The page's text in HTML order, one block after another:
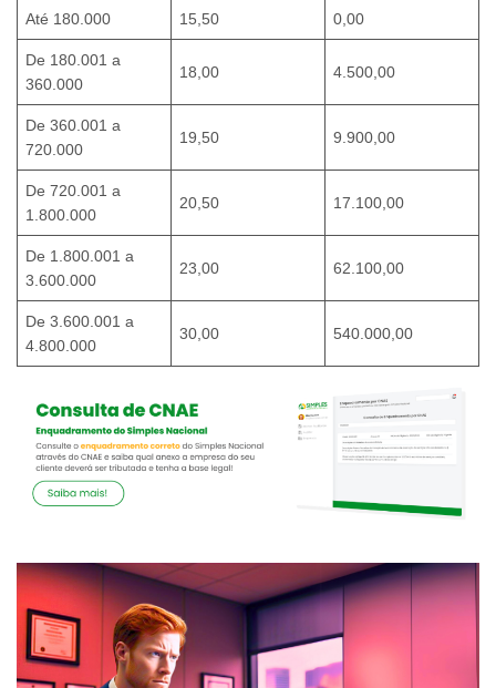
Até 180.000 15,50 0,00
De 180.001 a
360.000
18,00 4.500,00
De 360.001 a
720.000
19,50 9.900,00
De 720.001 a
1.800.000
20,50 17.100,00
De 1.800.001 a
3.600.000
23,00 62.100,00
De 3.600.001 a
4.800.000
30,00 540.000,00